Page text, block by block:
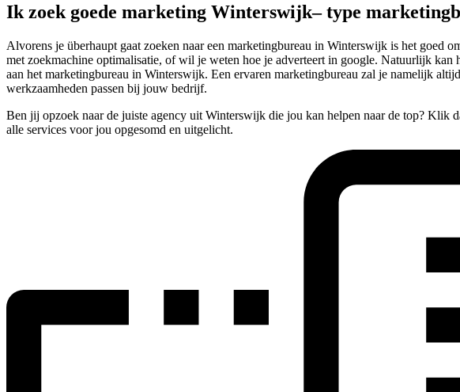
Ik zoek goede marketing Winterswijk– type
Alvorens je überhaupt gaat zoeken naar een marketingbureau in Winterswijk is het goed
met zoekmachine optimalisatie, of wil je weten hoe je adverteert in google. Natuurlijk kan
aan het marketingbureau in Winterswijk. Een ervaren marketingbureau zal je namelijk
werkzaamheden passen bij jouw bedrijf.
Ben jij opzoek naar de juiste agency uit Winterswijk die jou kan helpen naar de top? Klik
alle services voor jou opgesomd en uitgelicht.